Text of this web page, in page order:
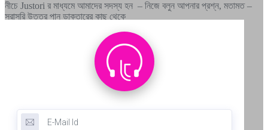
নীচে Justori র মাধ্যমে আমাদের সদস্য হন – নিজে বলুন আপনার প্রশ্ন, মতামত –
সরাসরি উত্তর পান ডাক্তারের কাছ থেকে